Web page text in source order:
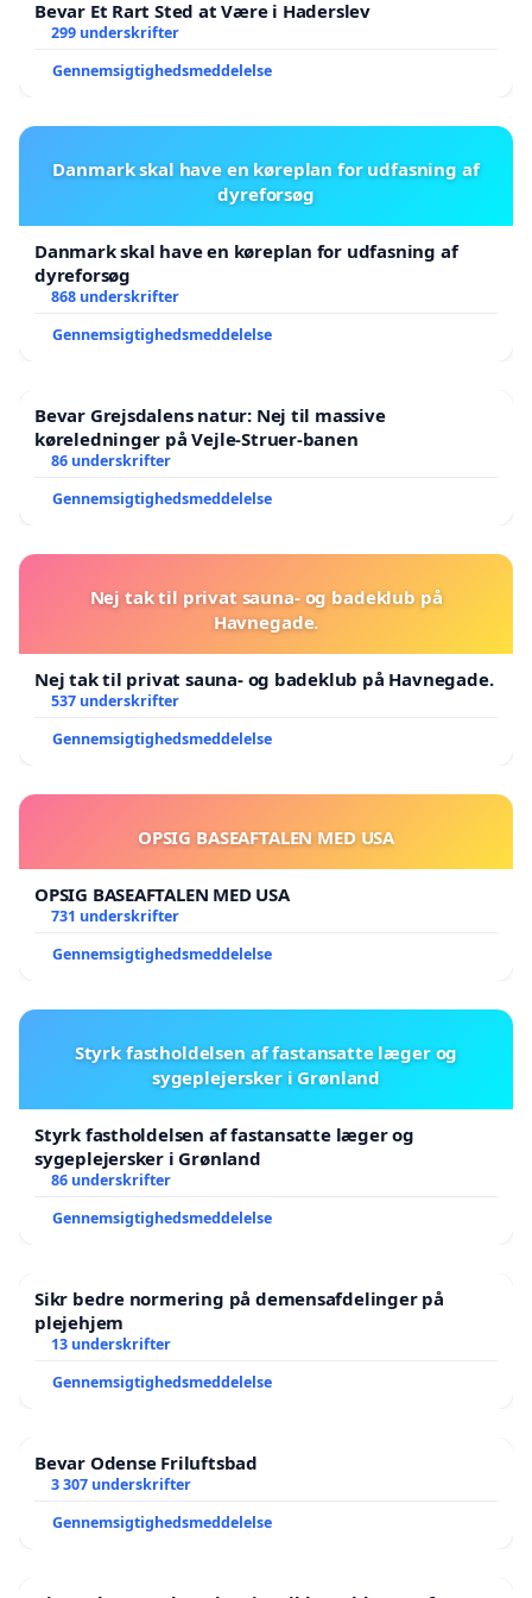
Bevar Et Rart Sted at Være i Haderslev
299 underskrifter
Gennemsigtighedsmeddelelse
Danmark skal have en køreplan for udfasning af
dyreforsøg
Danmark skal have en køreplan for udfasning af
dyreforsøg
868 underskrifter
Gennemsigtighedsmeddelelse
Bevar Grejsdalens natur: Nej til massive
køreledninger på Vejle-Struer-banen
86 underskrifter
Gennemsigtighedsmeddelelse
Nej tak til privat sauna- og badeklub på
Havnegade.
Nej tak til privat sauna- og badeklub på Havnegade.
537 underskrifter
Gennemsigtighedsmeddelelse
OPSIG BASEAFTALEN MED USA
OPSIG BASEAFTALEN MED USA
731 underskrifter
Gennemsigtighedsmeddelelse
Styrk fastholdelsen af fastansatte læger og
sygeplejersker i Grønland
Styrk fastholdelsen af fastansatte læger og
sygeplejersker i Grønland
86 underskrifter
Gennemsigtighedsmeddelelse
Sikr bedre normering på demensafdelinger på
plejehjem
13 underskrifter
Gennemsigtighedsmeddelelse
Bevar Odense Friluftsbad
3 307 underskrifter
Gennemsigtighedsmeddelelse